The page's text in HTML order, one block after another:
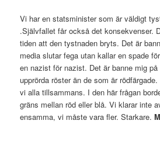
Vi har en statsminister som är väldigt
.Självfallet får också det konsekvenser.
tiden att den tystnaden bryts. Det är
media slutar fega utan kallar en spade
en nazist för nazist. Det är banne mig
upprörda röster än de som är
vi alla tillsammans. I den här frågan
gräns mellan röd eller blå. Vi klarar inte
ensamma, vi måste vara fler. Starkare.